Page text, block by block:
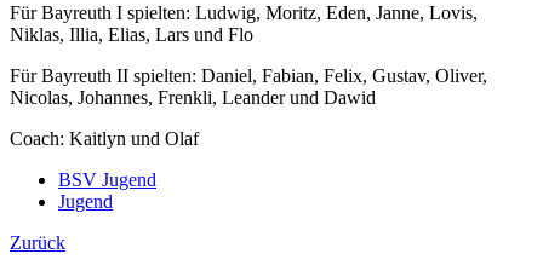
Für Bayreuth I spielten: Ludwig, Moritz, Eden, Janne, Lovis,
Niklas, Illia, Elias, Lars und Flo
Für Bayreuth II spielten: Daniel, Fabian, Felix, Gustav, Oliver,
Nicolas, Johannes, Frenkli, Leander und Dawid
Coach: Kaitlyn und Olaf
BSV Jugend
Jugend
Zurück